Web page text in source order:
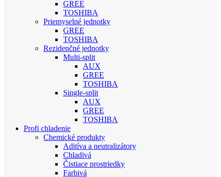
GREE
TOSHIBA
Priemyselné jednotky
GREE
TOSHIBA
Rezidenčné jednotky
Multi-split
AUX
GREE
TOSHIBA
Single-split
AUX
GREE
TOSHIBA
Profi chladenie
Chemické produkty
Aditíva a neutralizátory
Chladivá
Čistiace prostriedky
Farbivá